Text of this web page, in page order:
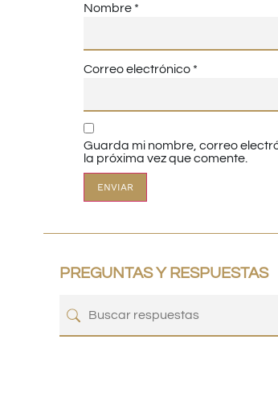
Nombre *
Correo electrónico *
Guarda mi nombre, correo
la próxima vez que comente.
PREGUNTAS Y RESPUESTAS